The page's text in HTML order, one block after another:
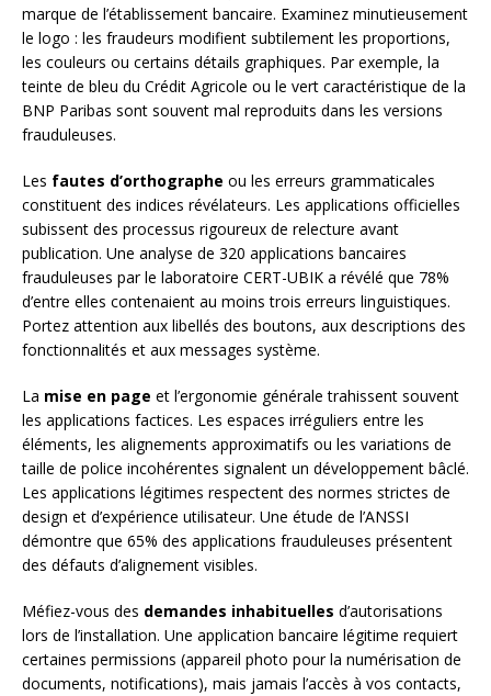
marque de l’établissement bancaire. Examinez minutieusement
le logo : les fraudeurs modifient subtilement les proportions,
les couleurs ou certains détails graphiques. Par exemple, la
teinte de bleu du Crédit Agricole ou le vert caractéristique de la
BNP Paribas sont souvent mal reproduits dans les versions
frauduleuses.
Les fautes d’orthographe ou les erreurs grammaticales
constituent des indices révélateurs. Les applications officielles
subissent des processus rigoureux de relecture avant
publication. Une analyse de 320 applications bancaires
frauduleuses par le laboratoire CERT-UBIK a révélé que 78%
d’entre elles contenaient au moins trois erreurs linguistiques.
Portez attention aux libellés des boutons, aux descriptions des
fonctionnalités et aux messages système.
La mise en page et l’ergonomie générale trahissent souvent
les applications factices. Les espaces irréguliers entre les
éléments, les alignements approximatifs ou les variations de
taille de police incohérentes signalent un développement bâclé.
Les applications légitimes respectent des normes strictes de
design et d’expérience utilisateur. Une étude de l’ANSSI
démontre que 65% des applications frauduleuses présentent
des défauts d’alignement visibles.
Méfiez-vous des demandes inhabituelles d’autorisations
lors de l’installation. Une application bancaire légitime requiert
certaines permissions (appareil photo pour la numérisation de
documents, notifications), mais jamais l’accès à vos contacts,